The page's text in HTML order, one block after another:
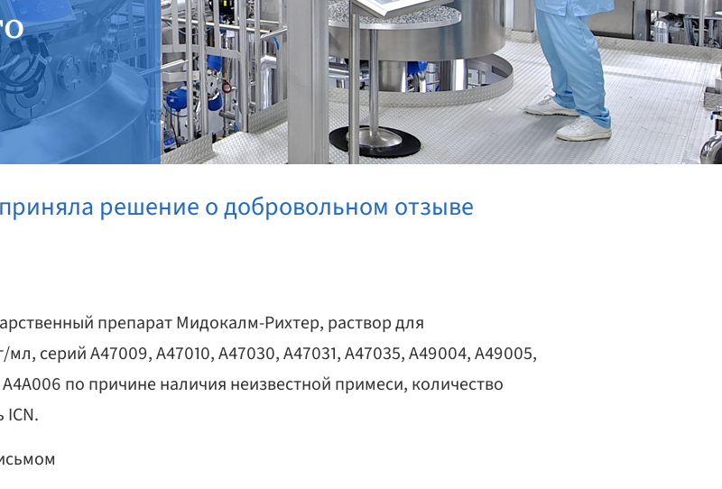
решение о добровольном отзыве
препарат Мидокалм-Рихтер, раствор для
серий A47009, A47010, A47030, A47031, A47035, A49004, A49005,
по причине наличия неизвестной примеси, количество